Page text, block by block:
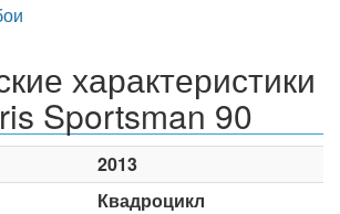
характеристики
Sportsman 90
2013
Квадроцикл